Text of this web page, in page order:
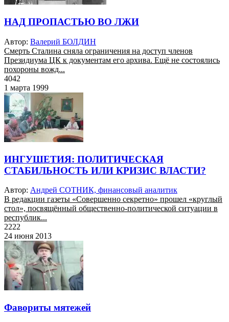
НАД ПРОПАСТЬЮ ВО ЛЖИ
Автор: Валерий БОЛДИН
Смерть Сталина сняла ограничения на доступ членов
Президиума ЦК к документам его архива. Ещё не состоялись
похороны вожд...
4042
1 марта 1999
ИНГУШЕТИЯ: ПОЛИТИЧЕСКАЯ
СТАБИЛЬНОСТЬ ИЛИ КРИЗИС ВЛАСТИ?
Автор: Андрей СОТНИК, финансовый аналитик
В редакции газеты «Совершенно секретно» прошел «круглый
стол», посвящённый общественно-политической ситуации в
республик...
2222
24 июня 2013
Фавориты мятежей